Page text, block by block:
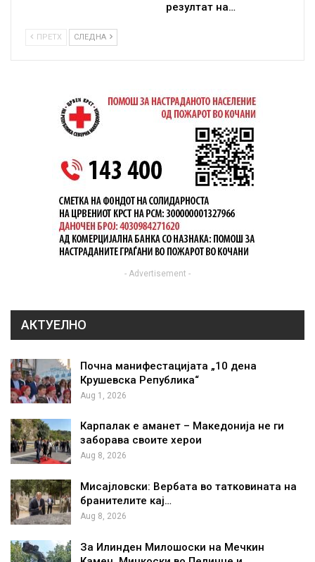
резултат на…
ПРЕТХ СЛЕДНА
- Advertisement -
АКТУЕЛНО
Почна манифестацијата „10 дена
Крушевска Република“
Aug 1, 2026
Карпалак е аманет – Македонија не ги
заборава своите херои
Aug 8, 2026
Мисајловски: Вербата во татковината на
бранителите кај…
Aug 8, 2026
За Илинден Милошоски на Мечкин